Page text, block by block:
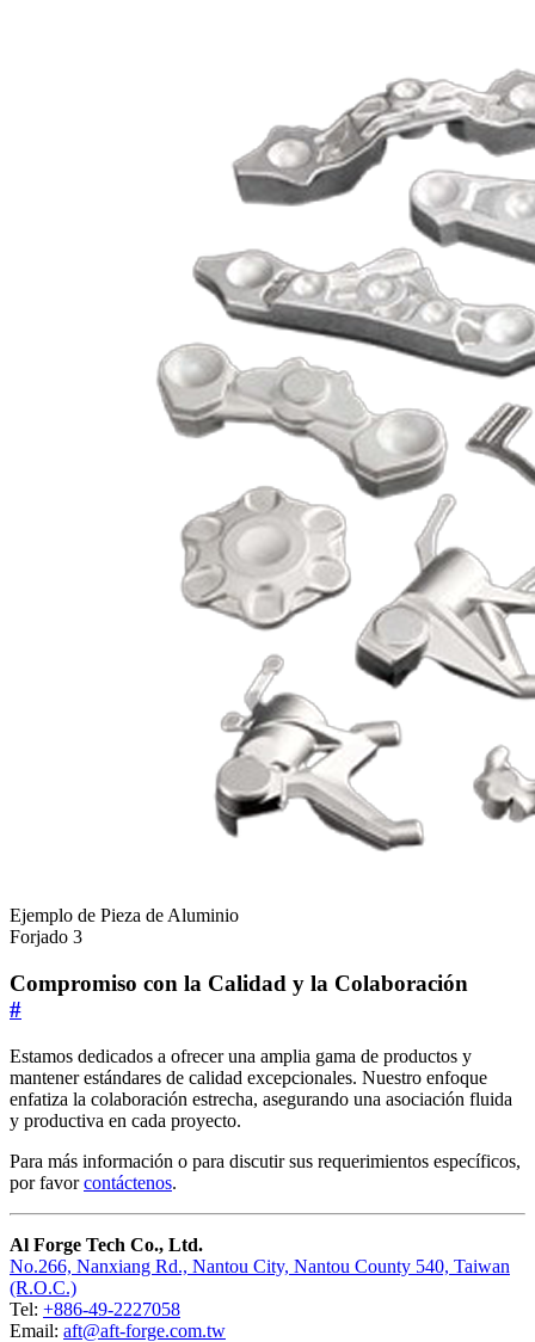
Ejemplo de Pieza de Aluminio
Forjado 3
Compromiso con la Calidad y la Colaboración
#
Estamos dedicados a ofrecer una amplia gama de productos y
mantener estándares de calidad excepcionales. Nuestro enfoque
enfatiza la colaboración estrecha, asegurando una asociación fluida
y productiva en cada proyecto.
Para más información o para discutir sus requerimientos específicos,
por favorcontáctenos.
Al Forge Tech Co., Ltd.
No.266, Nanxiang Rd., Nantou City, Nantou County 540, Taiwan
(R.O.C.)
Tel: +886-49-2227058
Email: aft@aft-forge.com.tw